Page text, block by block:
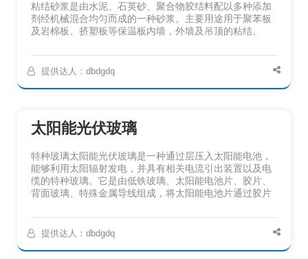
粘结砂浆是由水泥、石英砂、聚合物胶结料配以多种添加
剂经机械混合均匀而成的一种砂浆。主要用途用于聚苯板
及岩棉板、挤塑板等保温板内墙，外墙及吊顶的粘结。
提供达人：dbdgdq
太阳能光伏玻璃
特种玻璃太阳能光伏玻璃是一种通过层压入太阳能电池，
能够利用太阳辐射发电，并具有相关电流引出装置以及电
缆的特种玻璃。它是由低铁玻璃、太阳能电池片、胶片、
背面玻璃、特殊金属导线组成，将太阳能电池片通过胶片
提供达人：dbdgdq